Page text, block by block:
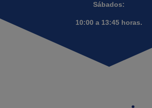
Sábados:
10:00 a 13:45 horas.